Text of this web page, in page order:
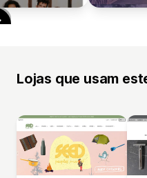
Lojas que usam